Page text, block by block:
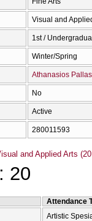
Visual and
1st /
Winter/Spring
Athanasios Pallas
No
Active
280011593
and Applied Arts
20
Attendance
Artistic